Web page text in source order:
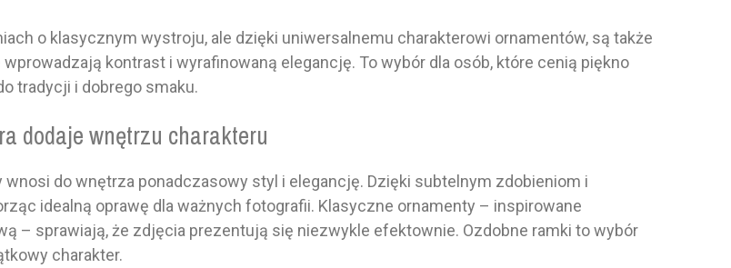
o klasycznym wystroju, ale dzięki uniwersalnemu charakterowi ornamentów, są także
kontrast i wyrafinowaną elegancję. To wybór dla osób, które cenią piękno
tradycji i dobrego smaku.
dodaje wnętrzu charakteru
do wnętrza ponadczasowy styl i elegancję. Dzięki subtelnym zdobieniom i
idealną oprawę dla ważnych fotografii. Klasyczne ornamenty – inspirowane
– sprawiają, że zdjęcia prezentują się niezwykle efektownie. Ozdobne ramki to wybór
charakter.